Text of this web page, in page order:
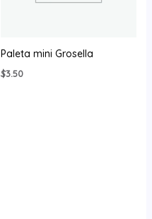
Paleta mini Grosella
$3.50